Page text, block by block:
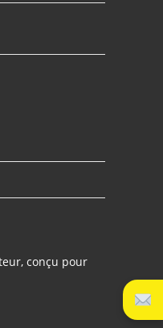
conçu pour